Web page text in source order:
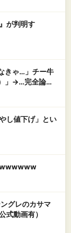
が判明す
きゃ…」チー牛
」→…完全論破
し値下げ」とい
wwwwww
グレのカサマ
式動画有）